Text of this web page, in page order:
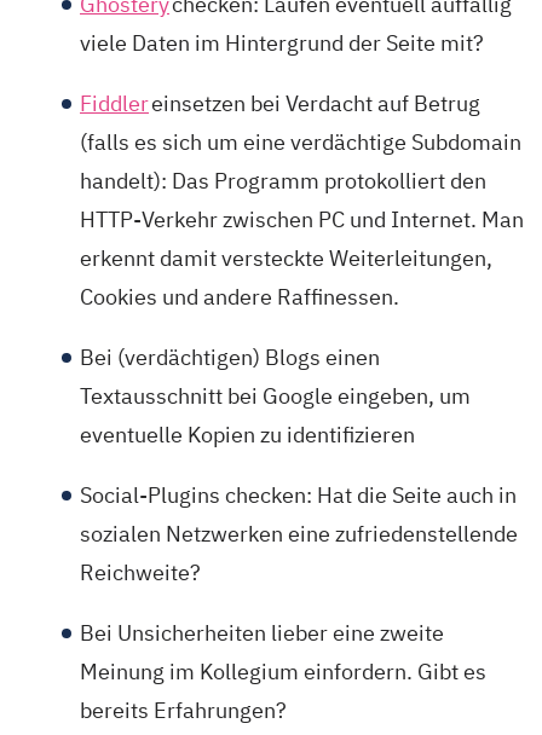
viele Daten im Hintergrund der Seite mit?
Fiddlereinsetzen bei Verdacht auf Betrug
(falls es sich um eine verdächtige Subdomain
handelt): Das Programm protokolliert den
HTTP-Verkehr zwischen PC und Internet. Man
erkennt damit versteckte Weiterleitungen,
Cookies und andere Raffinessen.
Bei (verdächtigen) Blogs einen
Textausschnitt bei Google eingeben, um
eventuelle Kopien zu identifizieren
Social-Plugins checken: Hat die Seite auch in
sozialen Netzwerken eine zufriedenstellende
Reichweite?
Bei Unsicherheiten lieber eine zweite
Meinung im Kollegium einfordern. Gibt es
bereits Erfahrungen?